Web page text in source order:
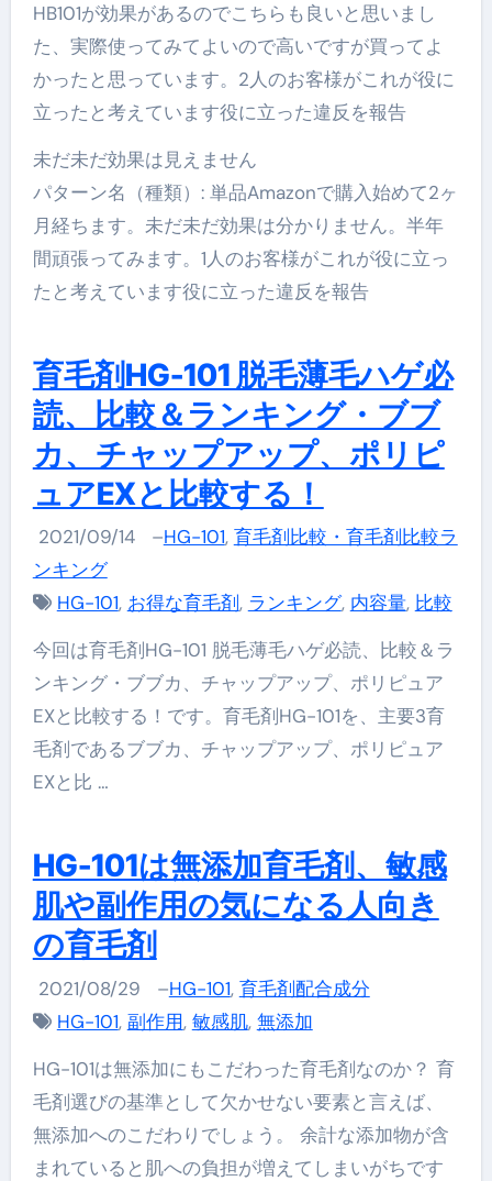
HB101が効果があるのでこちらも良いと思いまし
た、実際使ってみてよいので高いですが買ってよ
かったと思っています。2人のお客様がこれが役に
立ったと考えています役に立った違反を報告
未だ未だ効果は見えません
パターン名（種類）: 単品Amazonで購入始めて2ヶ
月経ちます。未だ未だ効果は分かりません。半年
間頑張ってみます。1人のお客様がこれが役に立っ
たと考えています役に立った違反を報告
育毛剤HG-101 脱毛薄毛ハゲ必
読、比較＆ランキング・ブブ
カ、チャップアップ、ポリピ
ュアEXと比較する！
2021/09/14 –HG-101, 育毛剤比較・育毛剤比較ラ
ンキング
HG-101, お得な育毛剤, ランキング, 内容量, 比較
今回は育毛剤HG-101 脱毛薄毛ハゲ必読、比較＆ラ
ンキング・ブブカ、チャップアップ、ポリピュア
EXと比較する！です。育毛剤HG-101を、主要3育
毛剤であるブブカ、チャップアップ、ポリピュア
EXと比 …
HG-101は無添加育毛剤、敏感
肌や副作用の気になる人向き
の育毛剤
2021/08/29 –HG-101, 育毛剤配合成分
HG-101, 副作用, 敏感肌, 無添加
HG-101は無添加にもこだわった育毛剤なのか？ 育
毛剤選びの基準として欠かせない要素と言えば、
無添加へのこだわりでしょう。 余計な添加物が含
まれていると肌への負担が増えてしまいがちです